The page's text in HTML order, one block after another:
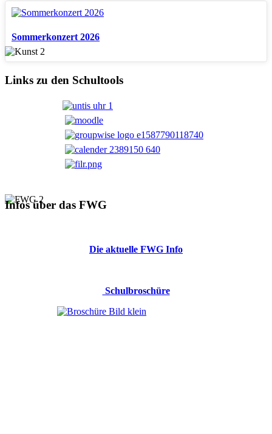
Sommerkonzert 2026
Links zu den Schultools
Infos über das FWG
Die aktuelle FWG Info
Schulbroschüre